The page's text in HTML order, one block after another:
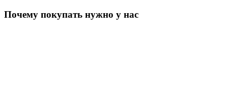
Почему покупать нужно у нас